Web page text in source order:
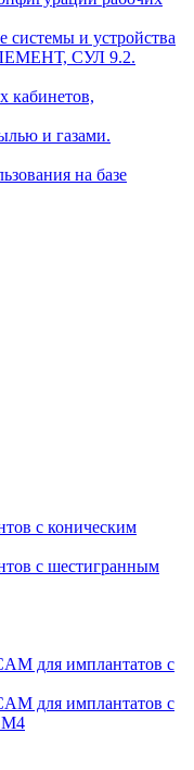
и устройства
СУЛ 9.2.
кабинетов,
и газами.
на базе
с коническим
с шестигранным
для имплантатов с
для имплантатов с
М4